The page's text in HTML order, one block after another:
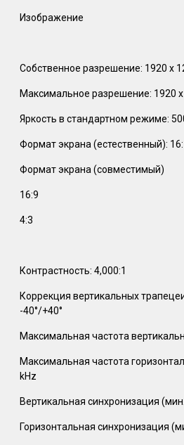
Изображение
Собственное разрешение: 1920 x
Максимальное разрешение: 1920
Яркость в стандартном режиме:
Формат экрана (естественный):
Формат экрана (совместимый)
16:9
4:3
Контрастность: 4,000:1
Коррекция вертикальных
-40°/+40°
Максимальная частота
Максимальная частота
kHz
Вертикальная синхронизация
Горизонтальная синхронизация